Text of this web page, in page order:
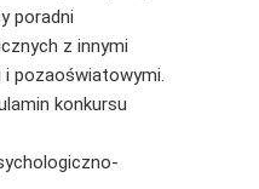
poradni
z innymi
pozaoświatowymi.
konkursu